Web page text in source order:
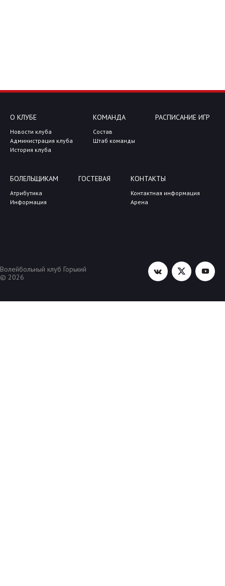
О КЛУБЕ
Новости клуба
Администрация клуба
История клуба
КОМАНДА
Состав
Штаб команды
РАСПИСАНИЕ ИГР
БОЛЕЛЬЩИКАМ
Атрибутика
Информация
ГОСТЕВАЯ КОНТАКТЫ
Контактная информация
Арена
Волейбольный клуб Горький
© 2026